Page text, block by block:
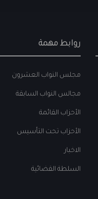
روابط مهمة
مجلس النواب العشرون
مجالس النواب السابقة
الأحزاب القائمة
الأحزاب تحت التأسيس
الاخبار
السلطة القضائية